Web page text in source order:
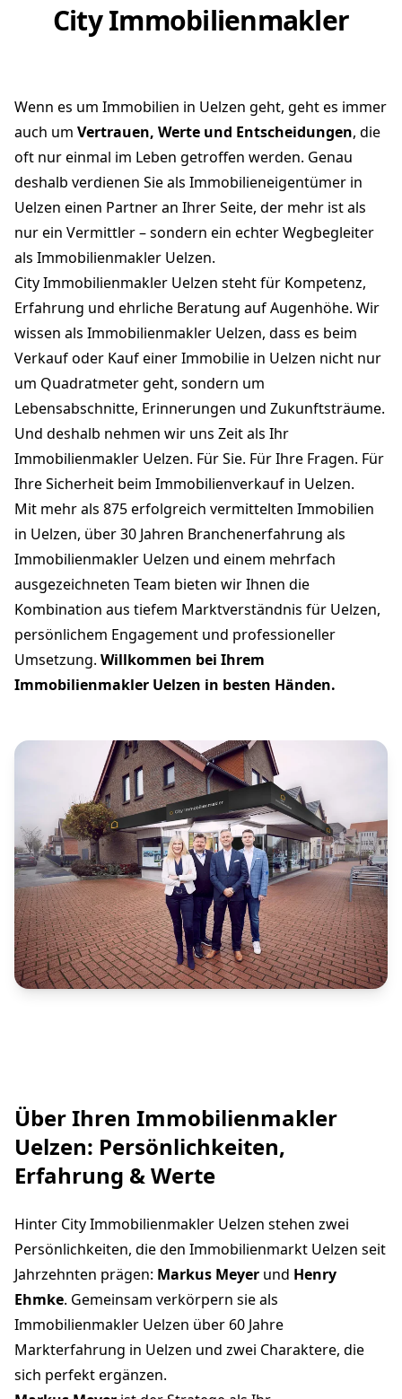
City Immobilienmakler
Wenn es um Immobilien in Uelzen geht, geht es immer
auch um Vertrauen, Werte und Entscheidungen, die
oft nur einmal im Leben getroffen werden. Genau
deshalb verdienen Sie als Immobilieneigentümer in
Uelzen einen Partner an Ihrer Seite, der mehr ist als
nur ein Vermittler – sondern ein echter Wegbegleiter
als Immobilienmakler Uelzen.
City Immobilienmakler Uelzen steht für Kompetenz,
Erfahrung und ehrliche Beratung auf Augenhöhe. Wir
wissen als Immobilienmakler Uelzen, dass es beim
Verkauf oder Kauf einer Immobilie in Uelzen nicht nur
um Quadratmeter geht, sondern um
Lebensabschnitte, Erinnerungen und Zukunftsträume.
Und deshalb nehmen wir uns Zeit als Ihr
Immobilienmakler Uelzen. Für Sie. Für Ihre Fragen. Für
Ihre Sicherheit beim Immobilienverkauf in Uelzen.
Mit mehr als 875 erfolgreich vermittelten Immobilien
in Uelzen, über 30 Jahren Branchenerfahrung als
Immobilienmakler Uelzen und einem mehrfach
ausgezeichneten Team bieten wir Ihnen die
Kombination aus tiefem Marktverständnis für Uelzen,
persönlichem Engagement und professioneller
Umsetzung. Willkommen bei Ihrem
Immobilienmakler Uelzen in besten Händen.
Über Ihren Immobilienmakler
Uelzen: Persönlichkeiten,
Erfahrung & Werte
Hinter City Immobilienmakler Uelzen stehen zwei
Persönlichkeiten, die den Immobilienmarkt Uelzen seit
Jahrzehnten prägen: Markus Meyer und Henry
Ehmke. Gemeinsam verkörpern sie als
Immobilienmakler Uelzen über 60 Jahre
Markterfahrung in Uelzen und zwei Charaktere, die
sich perfekt ergänzen.